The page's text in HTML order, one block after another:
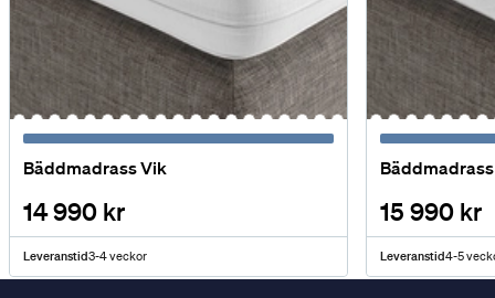
Bäddmadrass Vik
14 990 kr
Leveranstid3-4 veckor
15 990 kr
Leveranstid4-5